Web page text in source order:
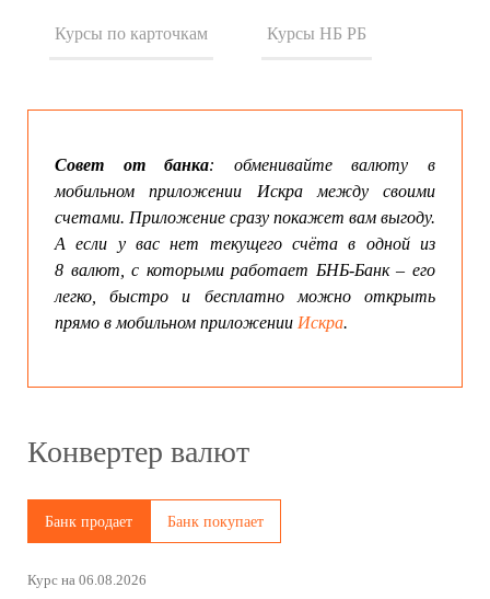
Курсы по карточкам Курсы НБ РБ
Совет от банка: обменивайте валюту в
мобильном приложении Искра между своими
счетами. Приложение сразу покажет вам выгоду.
А если у вас нет текущего счёта в одной из
8 валют, с которыми работает БНБ-Банк – его
легко, быстро и бесплатно можно открыть
прямо в мобильном приложении Искра.
Конвертер валют
Банк продает Банк покупает
Курс на 06.08.2026